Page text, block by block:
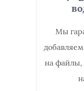
Мы
на